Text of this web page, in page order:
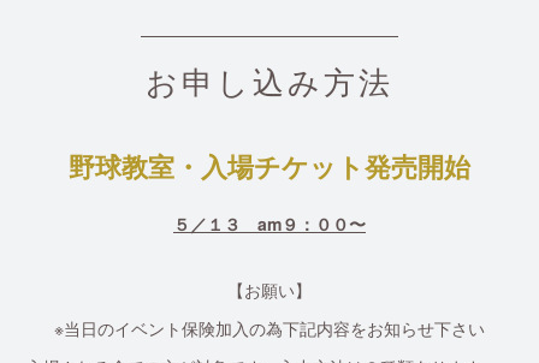
お申し込み方法
野球教室・入場チケット発売開始
５／１３ am９：００〜
【お願い】
※当日のイベント保険加入の為下記内容をお知らせ下さい